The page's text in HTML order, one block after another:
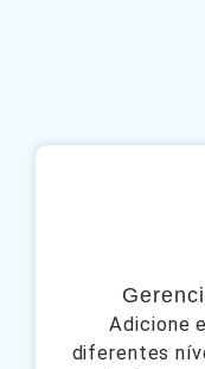
Adicione
diferentes